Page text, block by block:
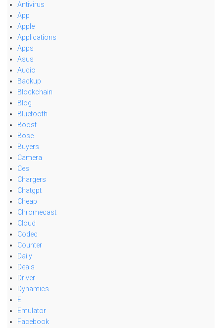
Antivirus
App
Apple
Applications
Apps
Asus
Audio
Backup
Blockchain
Blog
Bluetooth
Boost
Bose
Buyers
Camera
Ces
Chargers
Chatgpt
Cheap
Chromecast
Cloud
Codec
Counter
Daily
Deals
Driver
Dynamics
E
Emulator
Facebook